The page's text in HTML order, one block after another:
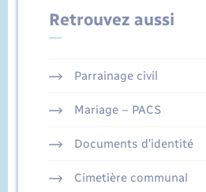
Retrouvez aussi
Parrainage civil
Mariage – PACS
Documents d’identité
Cimetière communal